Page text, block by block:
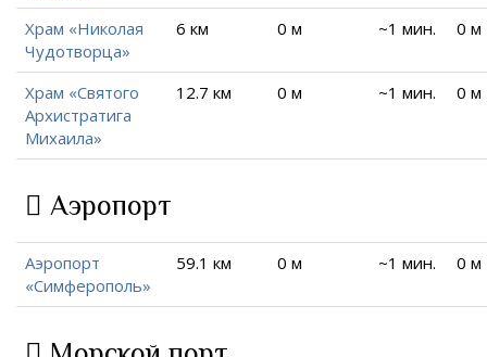
Храм «Николая
Чудотворца»
6 км 0 м ~1 мин. 0 м
Храм «Святого
Архистратига
Михаила»
12.7 км 0 м ~1 мин. 0 м
Аэропорт
Аэропорт
«Симферополь»
59.1 км 0 м ~1 мин. 0 м